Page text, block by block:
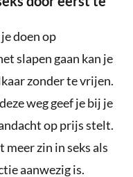
doen op
slapen gaan kan je
zonder te vrijen.
weg geef je bij je
op prijs stelt.
zin in seks als
aanwezig is.